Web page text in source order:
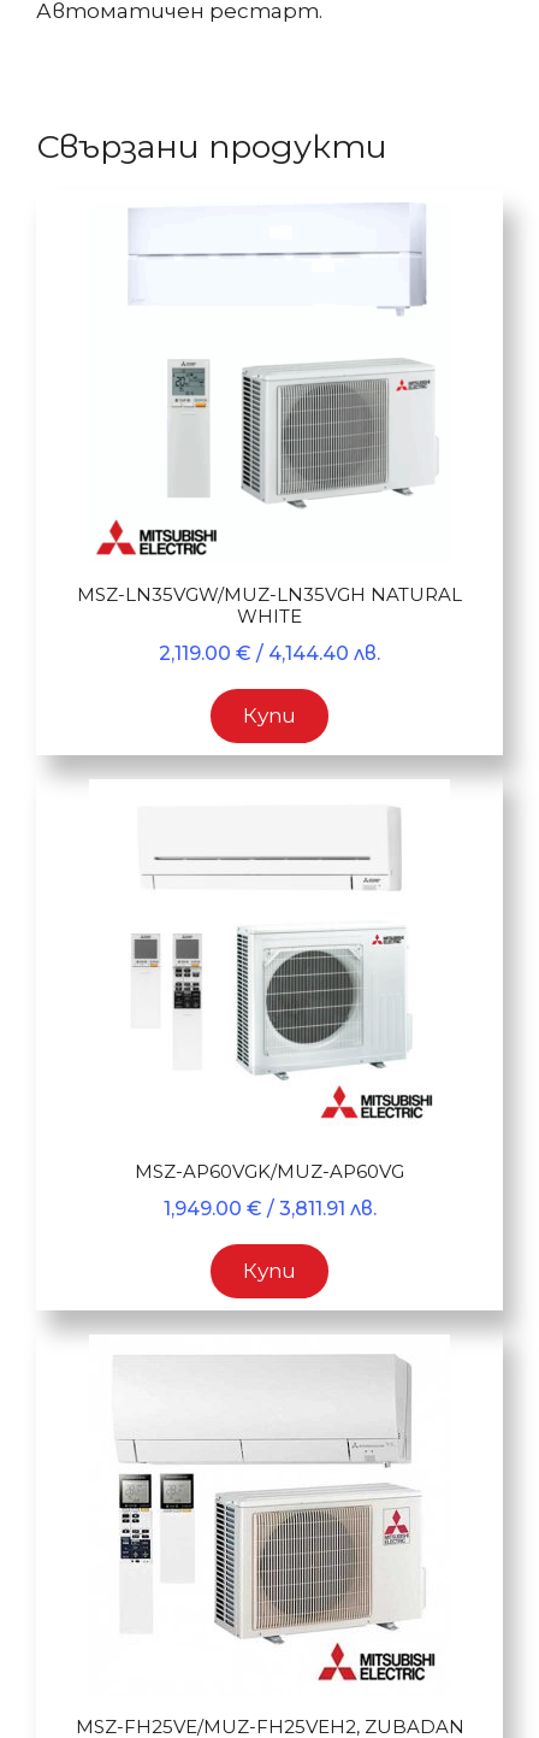
Автоматичен рестарт.
Свързани продукти
MSZ-LN35VGW/MUZ-LN35VGH NATURAL
WHITE
2,119.00 € / 4,144.40 лв.
Купи
MSZ-AP60VGK/MUZ-AP60VG
1,949.00 € / 3,811.91 лв.
Купи
MSZ-FH25VE/MUZ-FH25VEH2, ZUBADAN